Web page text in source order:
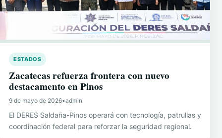
ESTADOS
Zacatecas refuerza frontera con nuevo
destacamento en Pinos
9 de mayo de 2026•admin
El DERES Saldaña-Pinos operará con tecnología, patrullas y
coordinación federal para reforzar la seguridad regional.